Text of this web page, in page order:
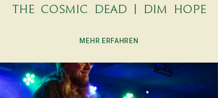
The Cosmic Dead | DIM HOPE
MEHR ERFAHREN